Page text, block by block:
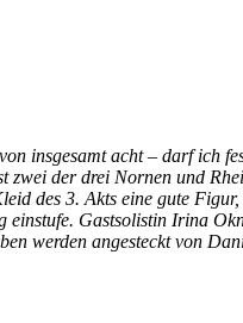
ins­ge­samt acht – darf ich
zwei der drei Nor­nen und
des 3. Akts eine gute
Gast­so­lis­tin Iri­na
wer­den an­ge­steckt von